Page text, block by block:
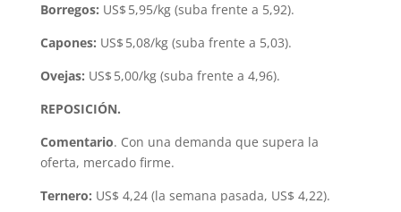
Borregos: US$ 5,95/kg (suba frente a 5,92).
Capones: US$ 5,08/kg (suba frente a 5,03).
Ovejas: US$ 5,00/kg (suba frente a 4,96).
REPOSICIÓN.
Comentario. Con una demanda que supera la
oferta, mercado firme.
Ternero: US$ 4,24 (la semana pasada, US$ 4,22).